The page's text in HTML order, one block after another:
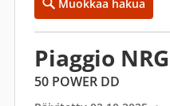
Muokkaa hakua
Piaggio NRG
50 POWER DD